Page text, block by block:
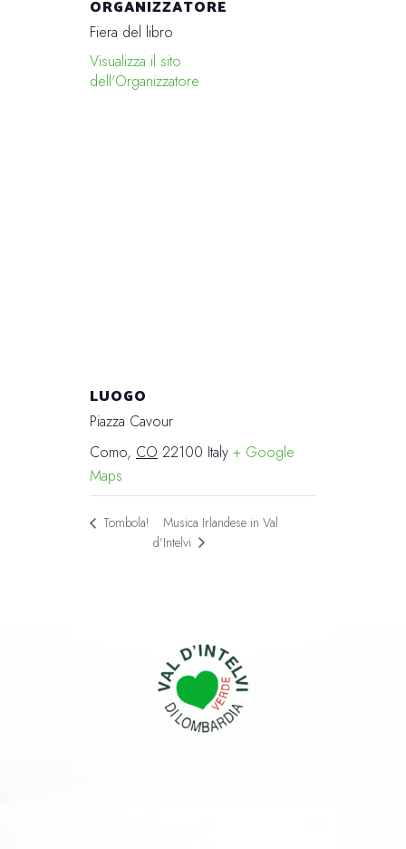
ORGANIZZATORE
Fiera del libro
Visualizza il sito
dell'Organizzatore
LUOGO
Piazza Cavour
Como, CO 22100 Italy + Google
Maps
Tombola!
Musica Irlandese in Val
d’Intelvi